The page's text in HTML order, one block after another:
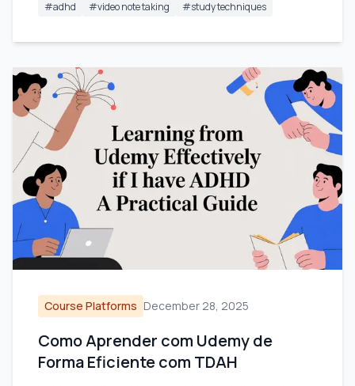
#adhd #video note taking #study techniques
Course Platforms December 28, 2025
Como Aprender com Udemy de
Forma Eficiente com TDAH